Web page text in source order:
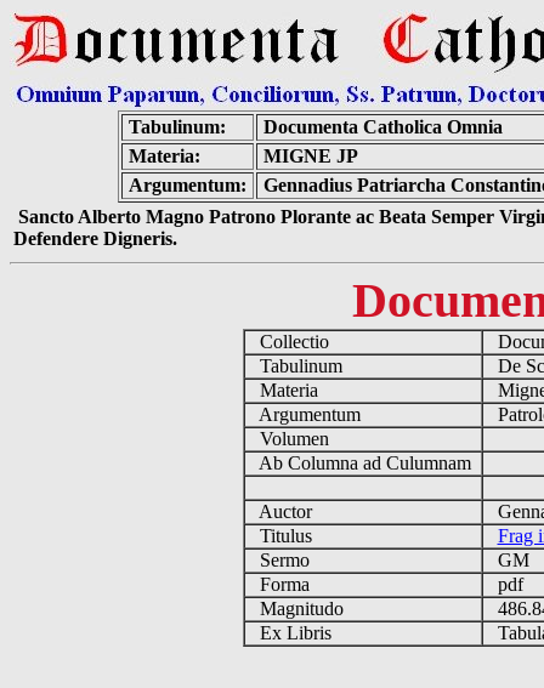
Tabulinum:
Documenta Catholica Omnia
Materia:
MIGNE JP
Argumentum:
Gennadius Patriarcha
Sancto Alberto Magno Patrono Plorante ac Beata Semper
Defendere Digneris.
Collectio
Tabulinum
De
Materia
Argumentum
Volumen
Ab Columna ad Culumnam
Auctor
Titulus
Frag
Sermo
GM
Forma
pdf
Magnitudo
Ex Libris